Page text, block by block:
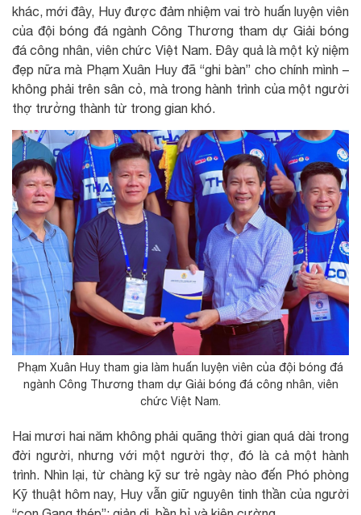
khác, mới đây, Huy được đảm nhiệm vai trò huấn luyện viên
của đội bóng đá ngành Công Thương tham dự Giải bóng
đá công nhân, viên chức Việt Nam. Đây quả là một kỷ niệm
đẹp nữa mà Phạm Xuân Huy đã “ghi bàn” cho chính mình –
không phải trên sân cỏ, mà trong hành trình của một người
thợ trưởng thành từ trong gian khó.
Phạm Xuân Huy tham gia làm huấn luyện viên của đội bóng đá
ngành Công Thương tham dự Giải bóng đá công nhân, viên
chức Việt Nam.
Hai mươi hai năm không phải quãng thời gian quá dài trong
đời người, nhưng với một người thợ, đó là cả một hành
trình. Nhìn lại, từ chàng kỹ sư trẻ ngày nào đến Phó phòng
Kỹ thuật hôm nay, Huy vẫn giữ nguyên tinh thần của người